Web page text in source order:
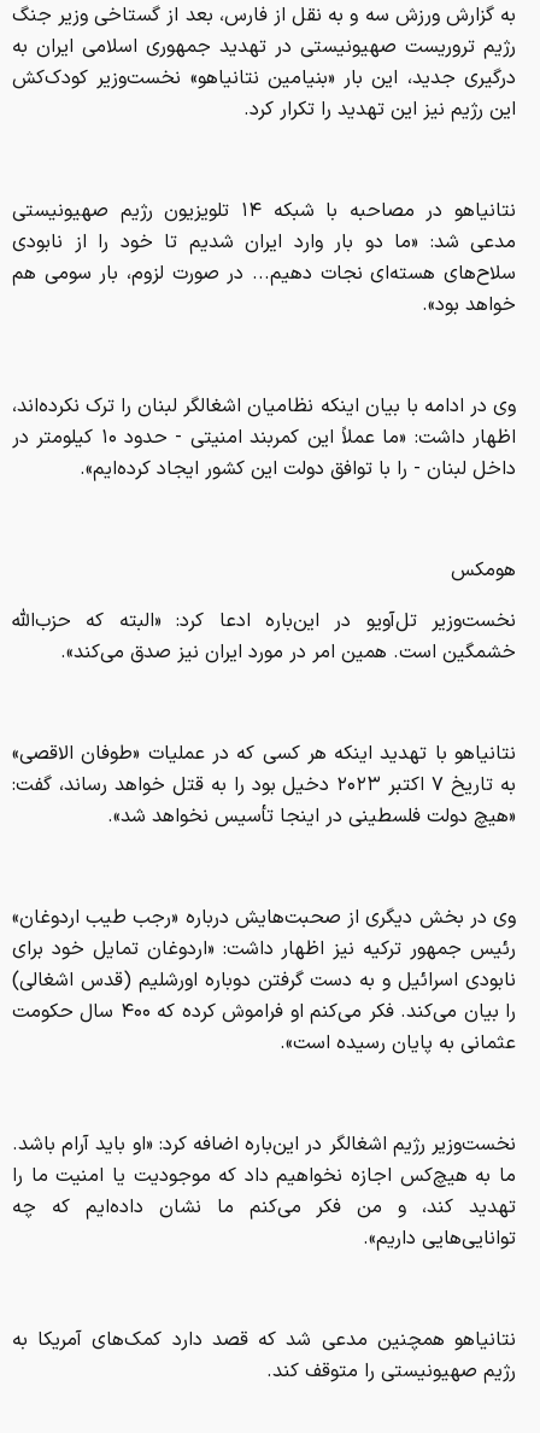
به گزارش ورزش سه و به نقل از فارس، بعد از گستاخی وزیر جنگ
رژیم تروریست صهیونیستی در تهدید جمهوری اسلامی ایران به
درگیری جدید، این بار «بنیامین نتانیاهو» نخست‌وزیر کودک‌کش
این رژیم نیز این تهدید را تکرار کرد.
نتانیاهو در مصاحبه با شبکه ۱۴ تلویزیون رژیم صهیونیستی
مدعی شد: «ما دو بار وارد ایران شدیم تا خود را از نابودی
سلاح‌های هسته‌ای نجات دهیم... در صورت لزوم، بار سومی هم
خواهد بود».
وی در ادامه با بیان اینکه نظامیان اشغالگر لبنان را ترک نکرده‌اند،
اظهار داشت: «ما عملاً این کمربند امنیتی - حدود ۱۰ کیلومتر در
داخل لبنان - را با توافق دولت این کشور ایجاد کرده‌ایم».
هومکس
نخست‌وزیر تل‌آویو در این‌باره ادعا کرد: «البته که حزب‌الله
خشمگین است. همین امر در مورد ایران نیز صدق می‌کند».
نتانیاهو با تهدید اینکه هر کسی که در عملیات «طوفان الاقصی»
به تاریخ ۷ اکتبر ۲۰۲۳ دخیل بود را به قتل خواهد رساند، گفت:
«هیچ دولت فلسطینی در اینجا تأسیس نخواهد شد».
وی در بخش دیگری از صحبت‌هایش درباره «رجب طیب اردوغان»
رئیس جمهور ترکیه نیز اظهار داشت: «اردوغان تمایل خود برای
نابودی اسرائیل و به دست گرفتن دوباره اورشلیم (قدس اشغالی)
را بیان می‌کند. فکر می‌کنم او فراموش کرده که ۴۰۰ سال حکومت
عثمانی به پایان رسیده است».
نخست‌وزیر رژیم اشغالگر در این‌باره اضافه کرد: «او باید آرام باشد.
ما به هیچ‌کس اجازه نخواهیم داد که موجودیت یا امنیت ما را
تهدید کند، و من فکر می‌کنم ما نشان داده‌ایم که چه
توانایی‌هایی داریم».
نتانیاهو همچنین مدعی شد که قصد دارد کمک‌های آمریکا به
رژیم صهیونیستی را متوقف کند.